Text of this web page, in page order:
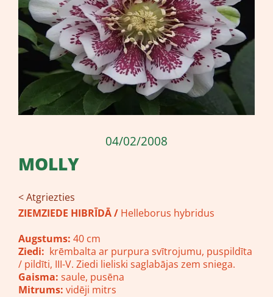
04/02/2008
MOLLY
< Atgriezties
ZIEMZIEDE HIBRĪDĀ / Helleborus hybridus
Augstums: 40 cm
Ziedi: krēmbalta ar purpura svītrojumu, puspildīta
/ pildīti, III-V. Ziedi lieliski saglabājas zem sniega.
Gaisma: saule, pusēna
Mitrums: vidēji mitrs